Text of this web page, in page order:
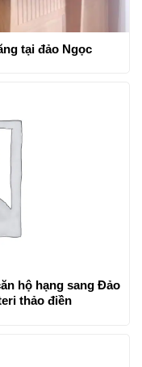
tại đảo Ngọc
hộ hạng sang Đảo
thảo điền